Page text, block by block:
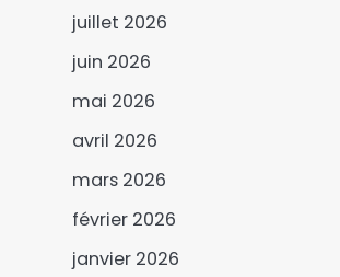
juillet 2026
juin 2026
mai 2026
avril 2026
mars 2026
février 2026
janvier 2026